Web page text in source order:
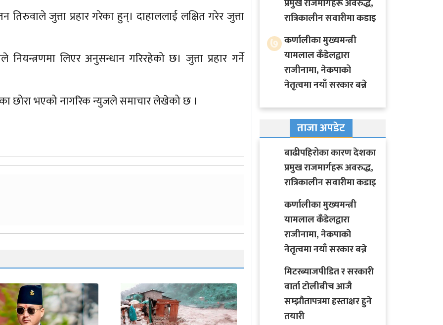
तिरुवाले जुत्ता प्रहार गरेका हुन्। दाहाललाई लक्षित गरेर जुत्ता
नियन्त्रणमा लिएर अनुसन्धान गरिरहेको छ। जुत्ता प्रहार गर्ने
छोरा भएको नागरिक न्युजले समाचार लेखेको छ ।
प्रमुख राजमार्गहरू अवरुद्ध,
रात्रिकालीन सवारीमा कडाइ
७ कर्णालीका मुख्यमन्त्री
यामलाल कँडेलद्वारा
राजीनामा, नेकपाको
नेतृत्वमा नयाँ सरकार बन्ने
ताजा अपडेट
बाढीपहिरोका कारण देशका
प्रमुख राजमार्गहरू अवरुद्ध,
रात्रिकालीन सवारीमा कडाइ
कर्णालीका मुख्यमन्त्री
यामलाल कँडेलद्वारा
राजीनामा, नेकपाको
नेतृत्वमा नयाँ सरकार बन्ने
मिटरब्याजपीडित र सरकारी
वार्ता टोलीबीच आजै
सम्झौतापत्रमा हस्ताक्षर हुने
तयारी